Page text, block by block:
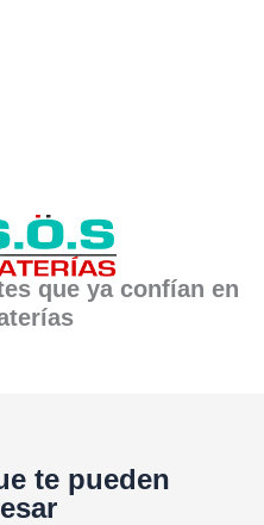
que ya confían en
te pueden